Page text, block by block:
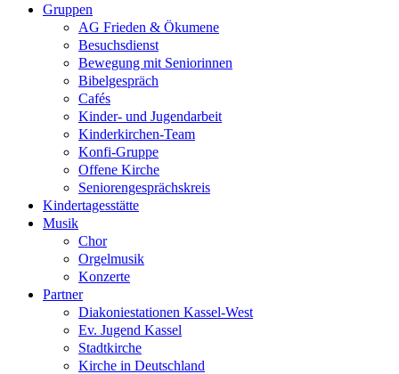
Gruppen
AG Frieden & Ökumene
Besuchsdienst
Bewegung mit Seniorinnen
Bibelgespräch
Cafés
Kinder- und Jugendarbeit
Kinderkirchen-Team
Konfi-Gruppe
Offene Kirche
Seniorengesprächskreis
Kindertagesstätte
Musik
Chor
Orgelmusik
Konzerte
Partner
Diakoniestationen Kassel-West
Ev. Jugend Kassel
Stadtkirche
Kirche in Deutschland